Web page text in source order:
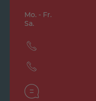
Mo. - Fr.
Sa.